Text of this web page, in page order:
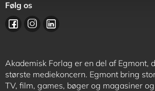
Følg os
Akademisk Forlag er en del af Egmont,
største mediekoncern. Egmont bring
TV, film, games, bøger og magasiner